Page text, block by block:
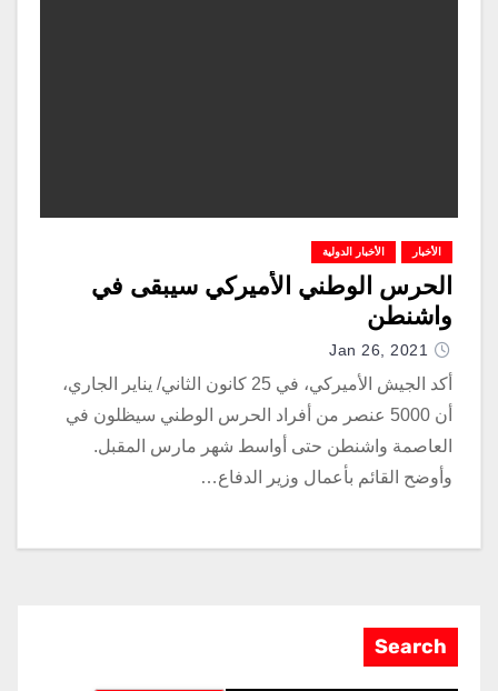
الأخبار الأخبار الدولية
الحرس الوطني الأميركي سيبقى في
واشنطن
Jan 26, 2021
أكد الجيش الأميركي، في 25 كانون الثاني/ يناير الجاري،
أن 5000 عنصر من أفراد الحرس الوطني سيظلون في
العاصمة واشنطن حتى أواسط شهر مارس المقبل.
وأوضح القائم بأعمال وزير الدفاع…
Search